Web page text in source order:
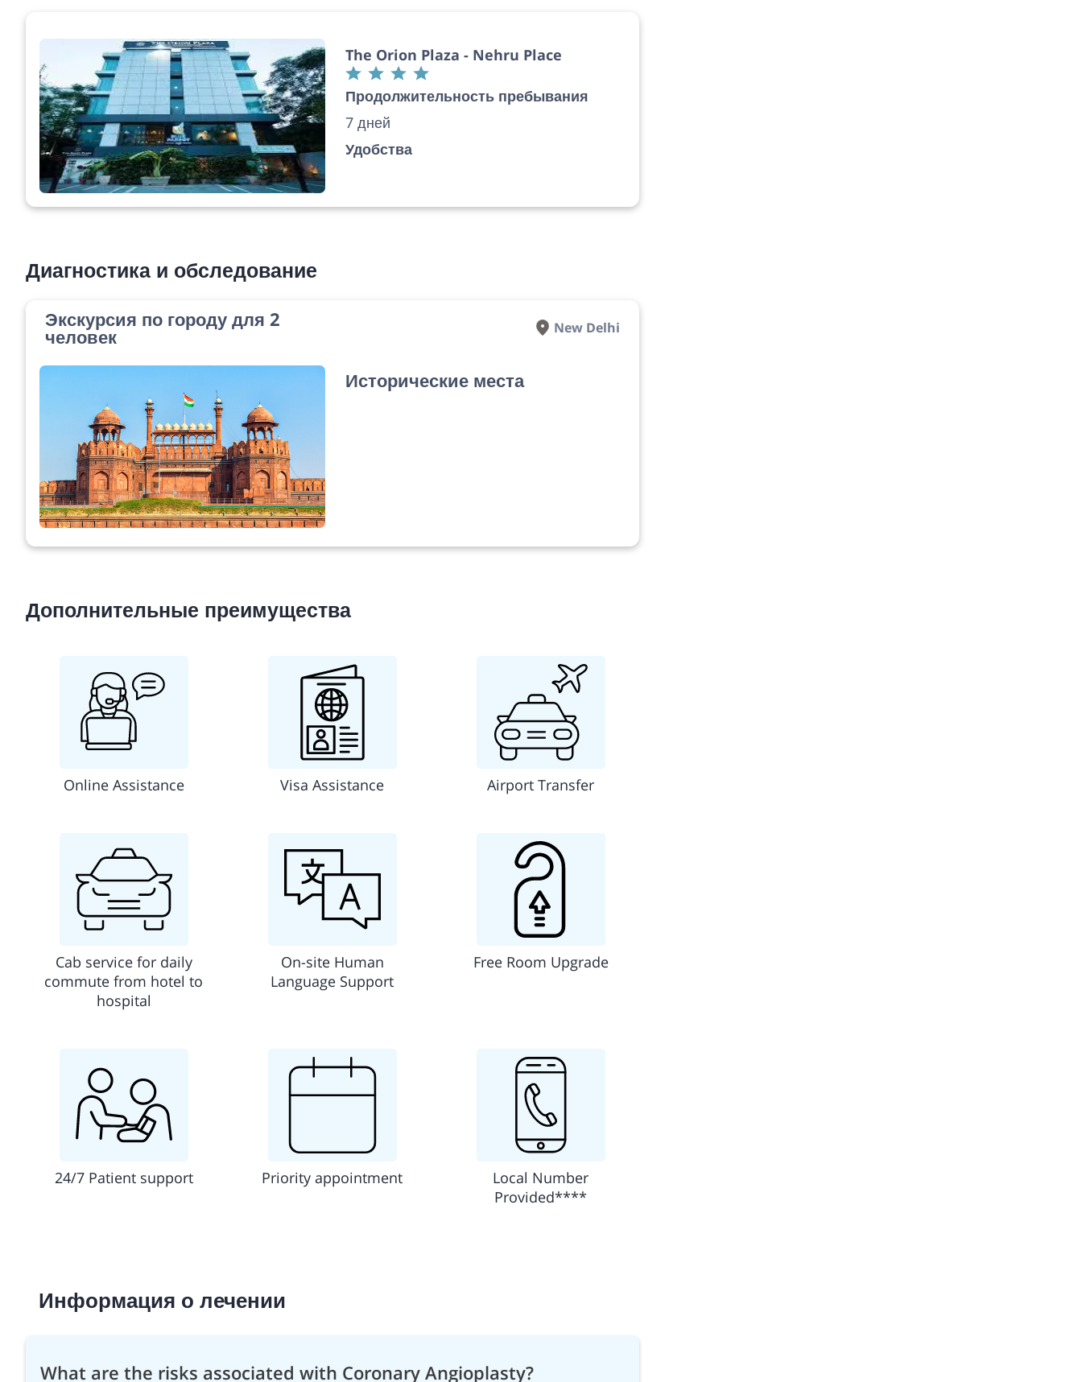
The Orion Plaza - Nehru Place
Продолжительность пребывания
7 дней
Удобства
Диагностика и обследование
Экскурсия по городу для 2
человек New Delhi
Исторические места
Дополнительные преимущества
Online Assistance Visa Assistance Airport Transfer
Cab service for daily
commute from hotel to
hospital
On-site Human
Language Support
Free Room Upgrade
24/7 Patient support Priority appointment
Local Number
Provided****
Информация о лечении
What are the risks associated with Coronary Angioplasty?